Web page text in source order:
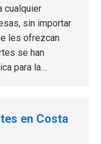
cualquier
sin importar
les ofrezcan
se han
para la…
en Costa